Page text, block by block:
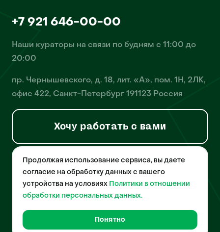
+7 921 646-00-00
Наши кураторы на связи по будням с 11:00 до
20:00
пр. Чернышевского, д. 18, лит. «А», пом. 1Н, 2ЛК,
офис 422, Санкт-Петербург 191123 Россия
Хочу работать с вами
© 2026 Pet-Yes. ООО «Биржа домашних животных «Пет-Ес»
осуществляет деятельность в области информационных
технологий, деятельность по разработке и эксплуатации
собственного программного обеспечения, деятельность
порталов в информационно-коммуникационной сети Интернет и
домашних животных», свидетельство о регистрации
№2021612018 от 10 февраля 2021 года.
Продолжая использование сервиса, вы даете
согласие на обработку данных с вашего
устройства на условиях Политики в отношении
обработки персональных данных.
Понятно